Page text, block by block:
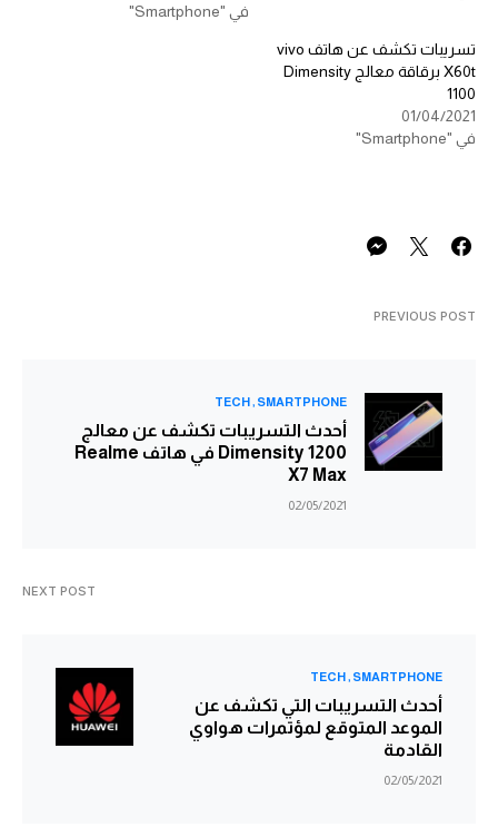
في "Smartphone"
تسريبات تكشف عن هاتف vivo
X60t برقاقة معالج Dimensity
1100
01/04/2021
في "Smartphone"
PREVIOUS POST
SMARTPHONE
TECH
أحدث التسريبات تكشف عن معالج
Dimensity 1200 في هاتف Realme
X7 Max
02/05/2021
NEXT POST
SMARTPHONE
TECH
أحدث التسريبات التي تكشف عن
الموعد المتوقع لمؤتمرات هواوي
القادمة
02/05/2021